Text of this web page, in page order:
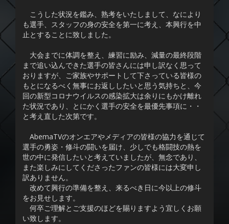
こうした状況を鑑み、熟考をいたしまして、なにより
も選手、スタッフの身の安全を第一に考え、本興行を中
止とすることに致しました。
大会までに体調を整え、練習に励み、減量の最終段階
まで追い込んできた選手の皆さんには申し訳なく思って
おりますが、ご家族やサポートして下さっている皆様の
もとになるべく無事にお返ししたいと思う気持ちと、今
回の新型コロナウイルスの感染拡大は余りにもかけ離れ
た状況であり、とにかく選手の安全を最優先事項に・・
と考え直した次第です。
AbemaTVのオンエアやメディアの皆様の協力を通じて
選手の勇姿・修斗の闘いを届け、少しでも格闘技の熱を
世の中に発信したいと考えていましたが、無念であり、
また楽しみにしてくださったファンの皆様には大変申し
訳ありません。
改めて興行の準備を整え、来るべき日に今以上の修斗
をお見せします。
何卒ご理解とご支援のほどを賜りますよう宜しくお願
い致します。